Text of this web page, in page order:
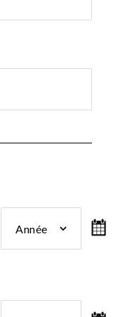
de
début
Année